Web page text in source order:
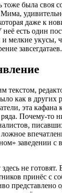
тоже была своя
даже к
есть один
и мелкие укусы,
завсегдатаев.
текстом,
как в других
эта кафана
Почему-то
ложное
заведении с
не готовят.
принёс с
представлено